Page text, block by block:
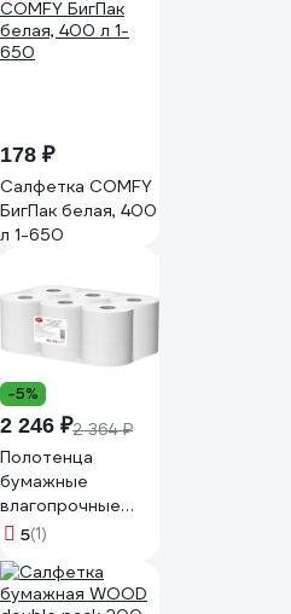
ОПТИМУМ
АВТОМАТИК
МАКСИ (6х240м.)
178 ₽
Салфетка COMFY
БигПак белая, 400
л 1-650
-5%
2 246 ₽2 364 ₽
Полотенца
бумажные
влагопрочные
ROS-HY, ЦВ, 1сл
штук в упаковке
R-CH1-300M
5(1)